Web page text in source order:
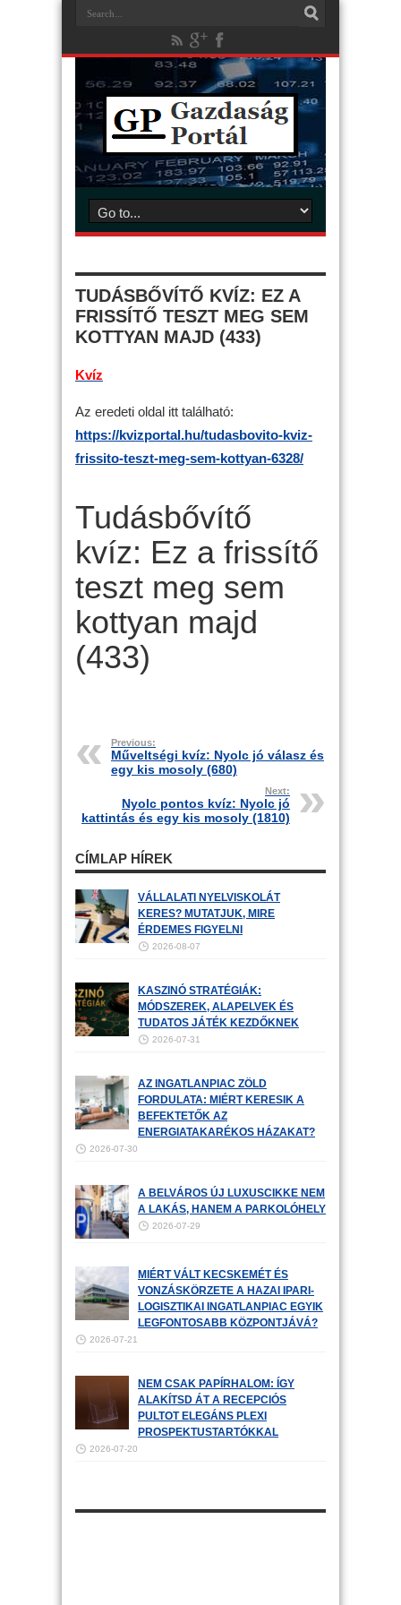
TUDÁSBŐVÍTŐ KVÍZ: EZ A
FRISSÍTŐ TESZT MEG SEM
KOTTYAN MAJD (433)
Kvíz
Az eredeti oldal itt található:
https://kvizportal.hu/tudasbovito-kviz-
frissito-teszt-meg-sem-kottyan-6328/
Tudásbővítő
kvíz: Ez a frissítő
teszt meg sem
kottyan majd
(433)
Previous:
Műveltségi kvíz: Nyolc jó válasz és
egy kis mosoly (680)
Next:
Nyolc pontos kvíz: Nyolc jó
kattintás és egy kis mosoly (1810)
CÍMLAP HÍREK
VÁLLALATI NYELVISKOLÁT
KERES? MUTATJUK, MIRE
ÉRDEMES FIGYELNI
2026-08-07
KASZINÓ STRATÉGIÁK:
MÓDSZEREK, ALAPELVEK ÉS
TUDATOS JÁTÉK KEZDŐKNEK
2026-07-31
AZ INGATLANPIAC ZÖLD
FORDULATA: MIÉRT KERESIK A
BEFEKTETŐK AZ
ENERGIATAKARÉKOS HÁZAKAT?
2026-07-30
A BELVÁROS ÚJ LUXUSCIKKE NEM
A LAKÁS, HANEM A PARKOLÓHELY
2026-07-29
MIÉRT VÁLT KECSKEMÉT ÉS
VONZÁSKÖRZETE A HAZAI IPARI-
LOGISZTIKAI INGATLANPIAC EGYIK
LEGFONTOSABB KÖZPONTJÁVÁ?
2026-07-21
NEM CSAK PAPÍRHALOM: ÍGY
ALAKÍTSD ÁT A RECEPCIÓS
PULTOT ELEGÁNS PLEXI
PROSPEKTUSTARTÓKKAL
2026-07-20